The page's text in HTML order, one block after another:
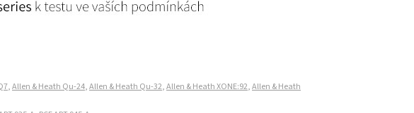
,Allen & Heath Qu-24,Allen & Heath Qu-32,Allen & Heath XONE:92,Allen & Heath